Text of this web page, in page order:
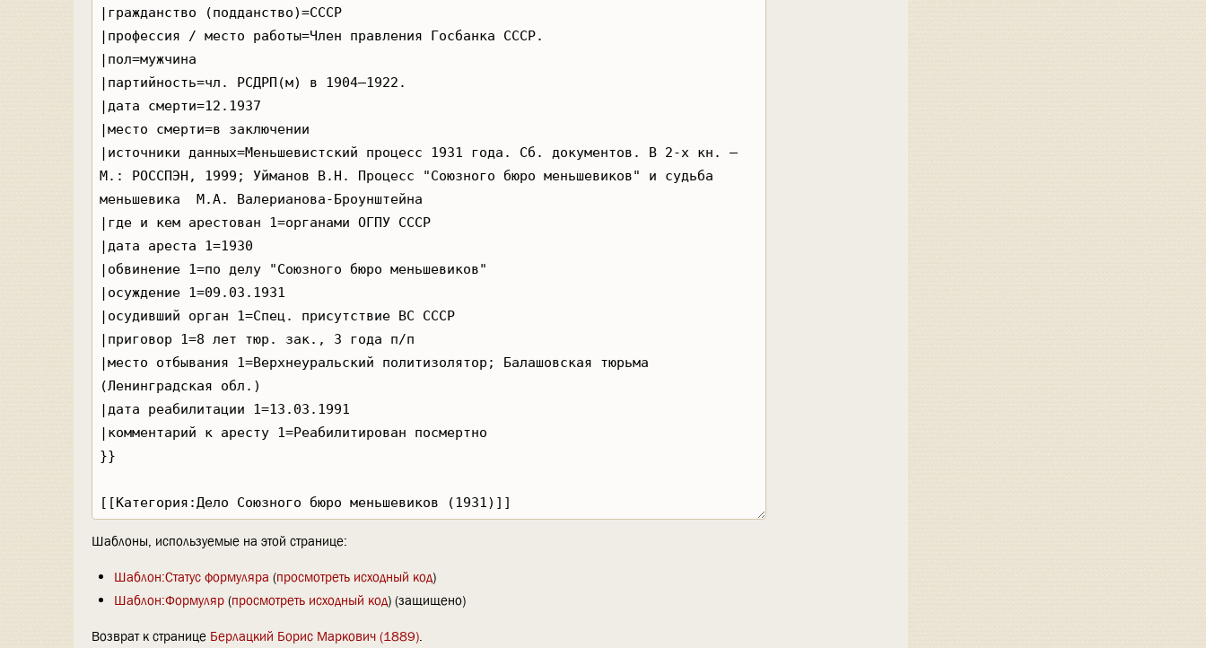
Шаблоны, используемые на этой странице:
Шаблон:Статус формуляра (просмотреть исходный код)
Шаблон:Формуляр(просмотреть исходный код) (защищено)
Возврат к странице Берлацкий Борис Маркович (1889).